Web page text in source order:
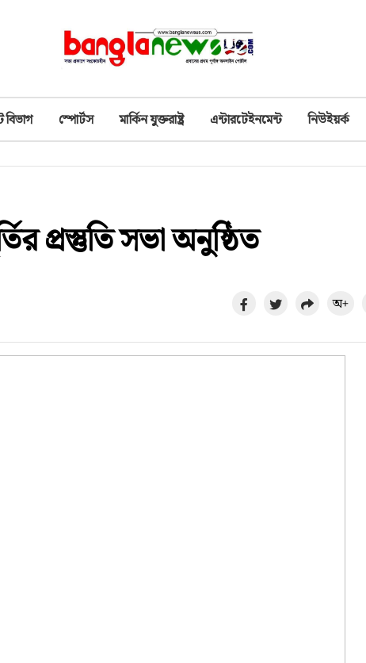
বিভাগ স্পোর্টস মার্কিন যুক্তরাষ্ট্র এন্টারটেইনমেন্ট নিউইয়র্ক
প্রস্তুতি সভা অনুষ্ঠিত
অ+